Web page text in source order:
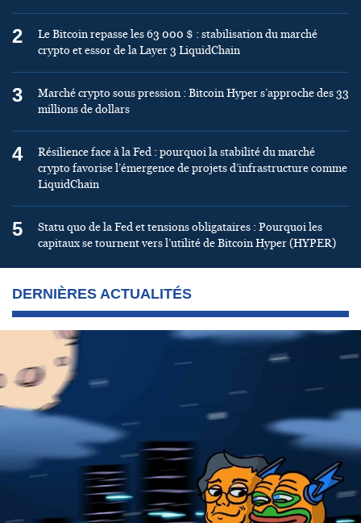
2
Le Bitcoin repasse les 63 000 $ : stabilisation du marché
crypto et essor de la Layer 3 LiquidChain
3
Marché crypto sous pression : Bitcoin Hyper s’approche des 33
millions de dollars
4
Résilience face à la Fed : pourquoi la stabilité du marché
crypto favorise l’émergence de projets d’infrastructure comme
LiquidChain
5
Statu quo de la Fed et tensions obligataires : Pourquoi les
capitaux se tournent vers l’utilité de Bitcoin Hyper (HYPER)
DERNIÈRES ACTUALITÉS